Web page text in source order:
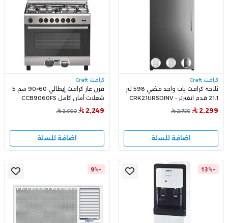
كرافت Craft
ثلاجة كرافت باب واحد فضي 598 لتر
21.1 قدم انفيرتر - CRK21URSDINV
2,299
2,750
اضافة للسلة
كرافت Craft
فرن غاز كرافت إيطالي 60×90 سم 5
شعلات أمان كامل CCB9060FS
2,249
2,600
اضافة للسلة
-13%
-9%